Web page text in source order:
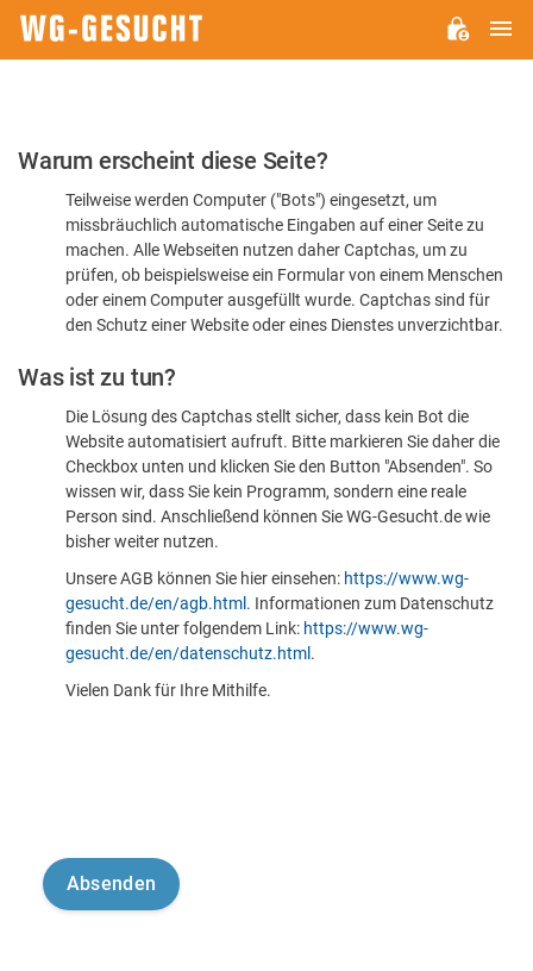
Bitte
dass
sind
Warum erscheint diese Seite?
Teilweise werden Computer ("Bots") eingesetzt, um
missbräuchlich automatische Eingaben auf einer Seite zu
machen. Alle Webseiten nutzen daher Captchas, um zu
prüfen, ob beispielsweise ein Formular von einem Menschen
oder einem Computer ausgefüllt wurde. Captchas sind für
den Schutz einer Website oder eines Dienstes unverzichtbar.
Was ist zu tun?
Die Lösung des Captchas stellt sicher, dass kein Bot die
Website automatisiert aufruft. Bitte markieren Sie daher die
Checkbox unten und klicken Sie den Button "Absenden". So
wissen wir, dass Sie kein Programm, sondern eine reale
Person sind. Anschließend können Sie WG-Gesucht.de wie
bisher weiter nutzen.
Unsere AGB können Sie hier einsehen: https://www.wg-
gesucht.de/en/agb.html . Informationen zum Datenschutz
finden Sie unter folgendem Link: https://www.wg-
gesucht.de/en/datenschutz.html .
Vielen Dank für Ihre Mithilfe.